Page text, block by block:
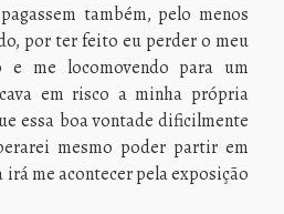
também, pelo menos
por ter feito eu perder o meu
e me locomovendo para um
em risco a minha própria
essa boa vontade dificilmente
mesmo poder partir em
irá me acontecer pela exposição